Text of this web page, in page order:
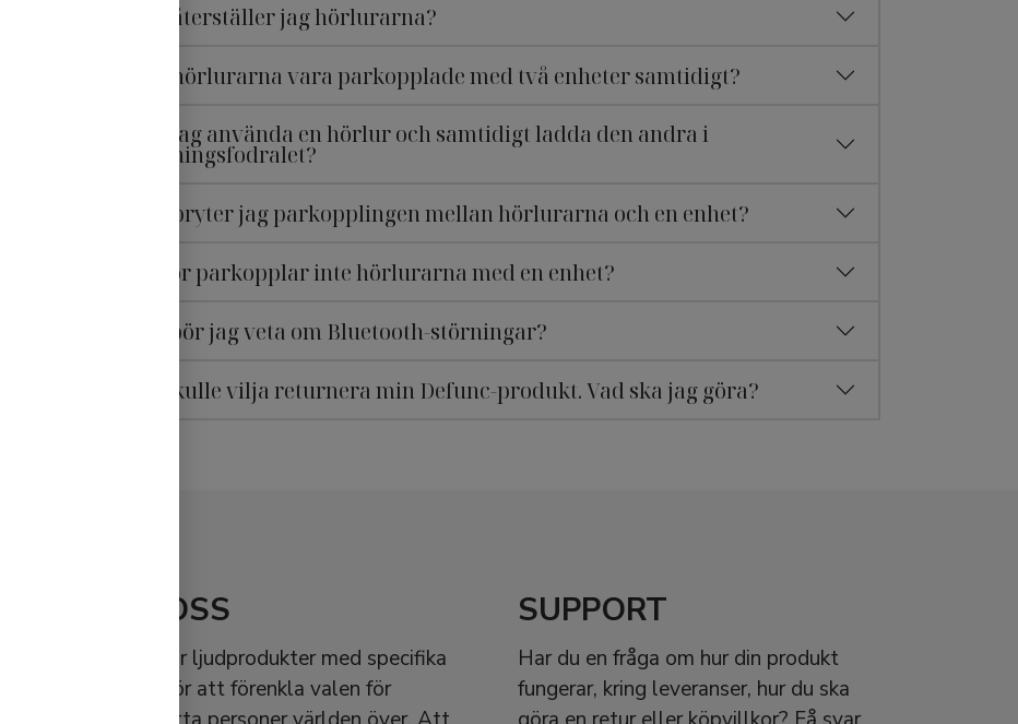
Hur återställer jag hörlurarna?
Kan hörlurarna vara parkopplade med två enheter samtidigt?
Kan jag använda en hörlur och samtidigt ladda den andra i
laddningsfodralet?
Hur bryter jag parkopplingen mellan hörlurarna och en enhet?
Varför parkopplar inte hörlurarna med en enhet?
Vad bör jag veta om Bluetooth-störningar?
Jag skulle vilja returnera min Defunc-produkt. Vad ska jag göra?
OM OSS
Vi skapar ljudprodukter med specifika
syften för att förenkla valen för
SUPPORT
Har du en fråga om hur din produkt
fungerar, kring leveranser, hur du ska